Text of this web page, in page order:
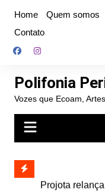
conteúdo
Home Quem somos
Contato
Polifonia
Vozes que Ecoam,
e abre
autoral,